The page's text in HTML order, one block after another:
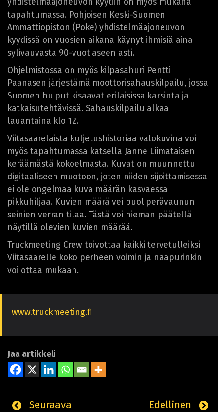
yhdistelmäajoneuvon kyytiin on myös mukana
tapahtumassa. Pohjoisen Keski-Suomen
Ammattiopiston (Poke) yhdistelmäajoneuvon
kyydissä on vuosien aikana käynyt ihmisiä aina
sylivauvasta 90-vuotiaseen asti.
Ohjelmistossa on myös kilpasahuri Pentti
Paanasen järjestämä moottorisahauskilpailu, jossa
Suomen huiput kisaavat erilaisissa karsinta ja
katkaisutehtävissä. Sahauskilpailu alkaa
lauantaina klo 12.
Viitasaarelaista kuljetushistoriaa valokuvina voi
myös tapahtumassa katsella Janne Liimataisen
keräämästä kokoelmasta. Kuvat on muunnettu
digitaaliseen muotoon, joten niiden sijoittamisessa
ei ole ongelmaa kuva määrän kasvaessa
pikkuhiljaa. Kuvien määrä vei puoliperävaunun
seinien verran tilaa. Tästä voi hieman päätellä
näytillä olevien kuvien määrää.
Truckmeeting Crew toivottaa kaikki tervetulleiksi
Viitasaarelle koko perheen voimin ja naapurinkin
voi ottaa mukaan.
www.truckmeeting.fi
Jaa artikkeli
Edellinen
Seuraava